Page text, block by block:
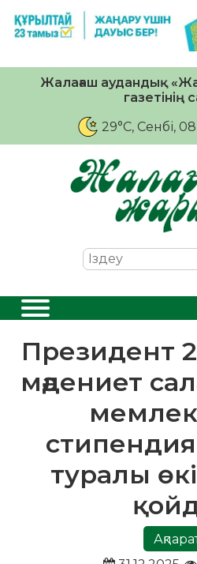
Жалағаш аудандық
газетінің
29°C, Сенбі,
Президент
мәдениет
туралы